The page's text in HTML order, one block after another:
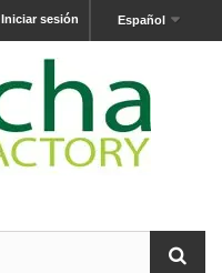
Español
Iniciar sesión